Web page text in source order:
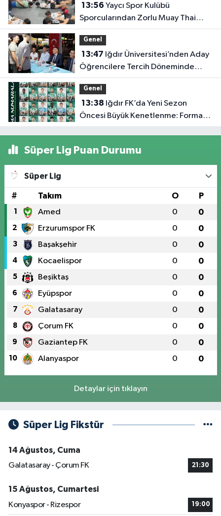
13:56
Sporcularından Zorlu Muay Thai
Eğitimi
Genel
13:47
Öğrencilere Tercih Döneminde
Rehberlik Desteği
Genel
13:38
Öncesi Büyük Kenetlenme: Forma
Numaraları Belli Oldu
Süper Lig Puan Durumu
Süper Lig
# Takım O P
1 Amed 0 0
2 Erzurumspor FK 0 0
3 Başakşehir 0 0
4 Kocaelispor 0 0
5 Beşiktaş 0 0
6 Eyüpspor 0 0
7 Galatasaray 0 0
8 Çorum FK 0 0
9 Gaziantep FK 0 0
10 Alanyaspor 0 0
Detaylar için tıklayın
Süper Lig Fikstür
14 Ağustos, Cuma
Galatasaray - Çorum FK
21:30
15 Ağustos, Cumartesi
Konyaspor - Rizespor
19:00